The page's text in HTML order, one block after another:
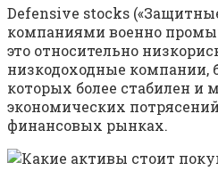
Defensive stocks
компаниями военно
это относительно
низкодоходные компании,
которых более стабилен и
экономических
финансовых рынках.